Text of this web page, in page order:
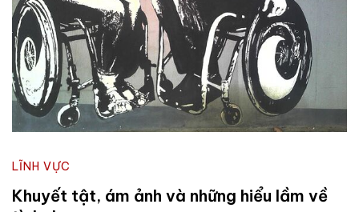
LĨNH VỰC
Khuyết tật, ám ảnh và những hiểu lầm về